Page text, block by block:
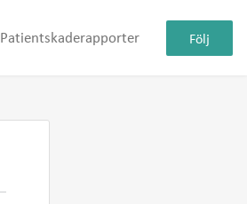
Patientskaderapporter Följ